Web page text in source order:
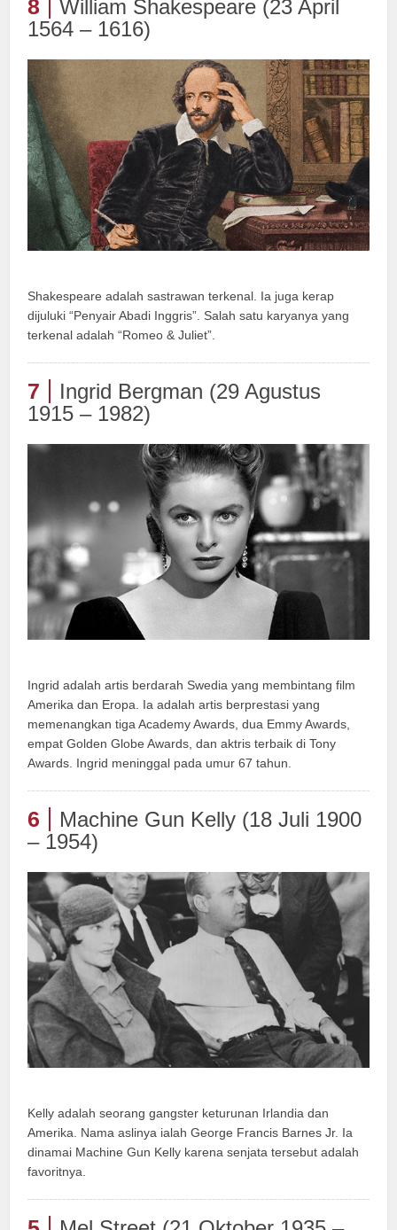
8
William Shakespeare (23 April
1564 – 1616)
Shakespeare adalah sastrawan terkenal. Ia juga kerap
dijuluki “Penyair Abadi Inggris”. Salah satu karyanya yang
terkenal adalah “Romeo & Juliet”.
7
Ingrid Bergman (29 Agustus
1915 – 1982)
Ingrid adalah artis berdarah Swedia yang membintang film
Amerika dan Eropa. Ia adalah artis berprestasi yang
memenangkan tiga Academy Awards, dua Emmy Awards,
empat Golden Globe Awards, dan aktris terbaik di Tony
Awards. Ingrid meninggal pada umur 67 tahun.
6
Machine Gun Kelly (18 Juli 1900
– 1954)
Kelly adalah seorang gangster keturunan Irlandia dan
Amerika. Nama aslinya ialah George Francis Barnes Jr. Ia
dinamai Machine Gun Kelly karena senjata tersebut adalah
favoritnya.